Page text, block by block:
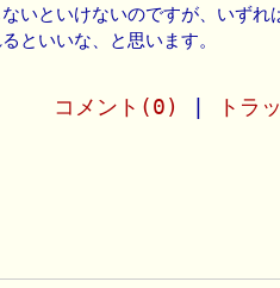
いといけないのですが、いずれ
といいな、と思います。
コメント(0) トラ